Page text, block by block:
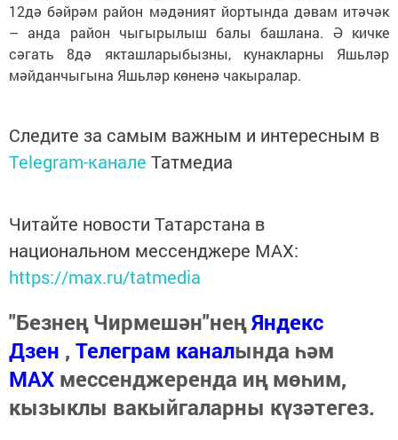
12дә бәйрәм район мәдәният йортында дәвам итәчәк
– анда район чыгырылыш балы башлана. Ә кичке
сәгать 8дә якташларыбызны, кунакларны Яшьләр
мәйданчыгына Яшьләр көненә чакыралар.
Следите за самым важным и интересным в
Telegram-канале Татмедиа
Читайте новости Татарстана в
национальном мессенджере MАХ:
https://max.ru/tatmedia
"Безнең Чирмешән"неңЯндекс
Дзен , Телеграм каналында һәм
МАХ мессенджеренда иң мөһим,
кызыклы вакыйгаларны күзәтегез.